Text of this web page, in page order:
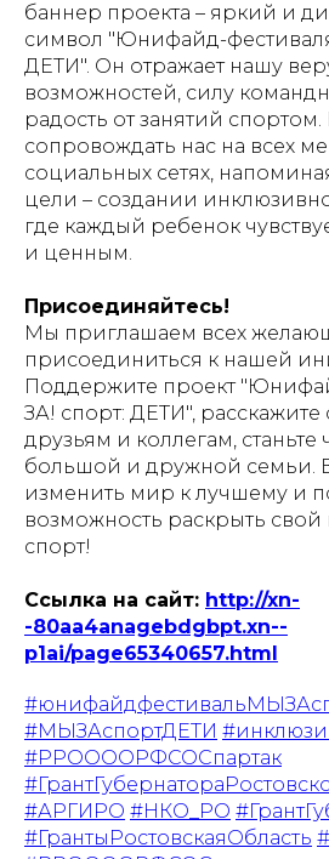
баннер проекта – яркий и
символ "Юнифайд-
ДЕТИ". Он отражает нашу
возможностей, силу
радость от занятий
сопровождать нас на всех
социальных сетях,
цели – создании
где каждый ребенок
и ценным.
Присоединяйтесь!
Мы приглашаем всех
присоединиться к нашей
Поддержите проект
ЗА! спорт: ДЕТИ", расскажите
друзьям и коллегам,
большой и дружной семьи.
изменить мир к лучшему и
возможность раскрыть свой
спорт!
Ссылка на сайт: http://xn-
-80aa4anagebdgbpt.xn--
p1ai/page65340657.html
#МЫЗАспортДЕТИ
#РРООООРФСОСпартак
#АРГИРО #НКО_РО
#ГрантыРостовскаяОбласть